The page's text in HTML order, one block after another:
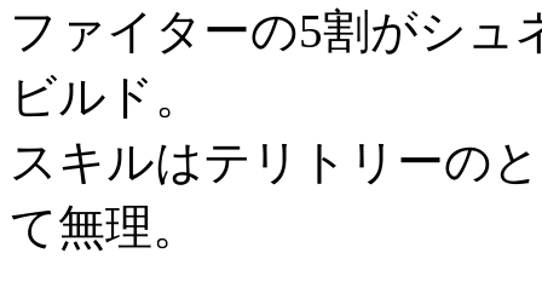
ファイターの5割がシュ
ビルド。
スキルはテリトリーの
て無理。